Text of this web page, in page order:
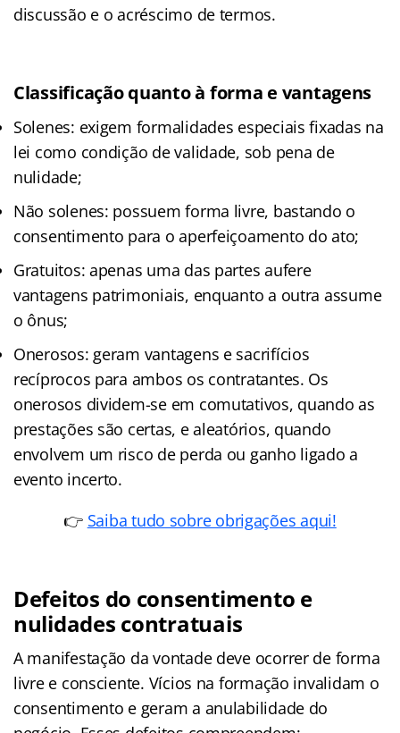
discussão e o acréscimo de termos.
Classificação quanto à forma e vantagens
Solenes: exigem formalidades especiais fixadas na
lei como condição de validade, sob pena de
nulidade;
Não solenes: possuem forma livre, bastando o
consentimento para o aperfeiçoamento do ato;
Gratuitos: apenas uma das partes aufere
vantagens patrimoniais, enquanto a outra assume
o ônus;
Onerosos: geram vantagens e sacrifícios
recíprocos para ambos os contratantes. Os
onerosos dividem-se em comutativos, quando as
prestações são certas, e aleatórios, quando
envolvem um risco de perda ou ganho ligado a
evento incerto.
👉 Saiba tudo sobre obrigações aqui!
Defeitos do consentimento e
nulidades contratuais
A manifestação da vontade deve ocorrer de forma
livre e consciente. Vícios na formação invalidam o
consentimento e geram a anulabilidade do